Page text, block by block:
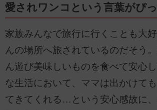
愛されワンコという言葉がぴっ
家族みんなで旅行に行くことも大
んの場所へ旅されているのだそう
ん遊び美味しいものを食べて安心
な生活において、ママは出かけて
てきてくれる…という安心感故に